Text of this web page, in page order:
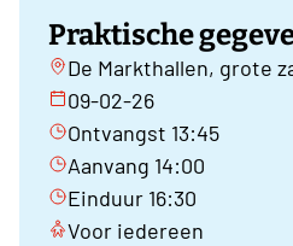
Praktische
De Markthallen, grote
09-02-26
Ontvangst 13:45
Aanvang 14:00
Einduur 16:30
Voor iedereen